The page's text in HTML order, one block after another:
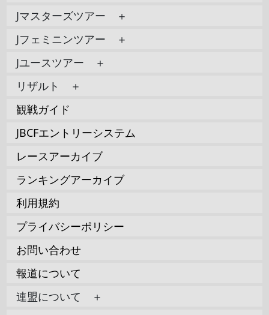
Jマスターズツアー ＋
Jフェミニンツアー ＋
Jユースツアー ＋
リザルト ＋
観戦ガイド
JBCFエントリーシステム
レースアーカイブ
ランキングアーカイブ
利用規約
プライバシーポリシー
お問い合わせ
報道について
連盟について ＋